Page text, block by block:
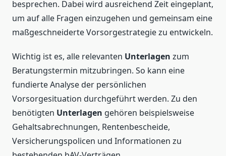
besprechen. Dabei wird ausreichend Zeit eingeplant,
um auf alle Fragen einzugehen und gemeinsam eine
maßgeschneiderte Vorsorgestrategie zu entwickeln.
Wichtig ist es, alle relevanten Unterlagen zum
Beratungstermin mitzubringen. So kann eine
fundierte Analyse der persönlichen
Vorsorgesituation durchgeführt werden. Zu den
benötigten Unterlagen gehören beispielsweise
Gehaltsabrechnungen, Rentenbescheide,
Versicherungspolicen und Informationen zu